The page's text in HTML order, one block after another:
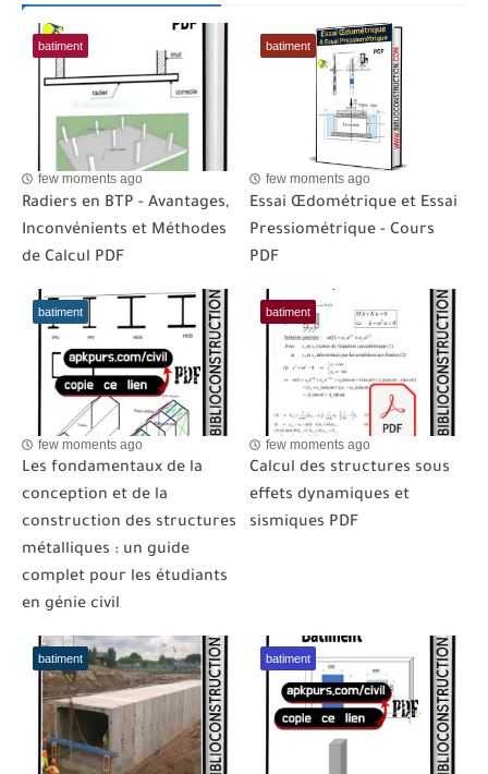
batiment
few moments ago
Radiers en BTP - Avantages,
Inconvénients et Méthodes
de Calcul PDF
batiment
few moments ago
Essai Œdométrique et Essai
Pressiométrique - Cours
PDF
batiment
few moments ago
Les fondamentaux de la
conception et de la
construction des structures
métalliques : un guide
complet pour les étudiants
en génie civil
batiment
few moments ago
Calcul des structures sous
effets dynamiques et
sismiques PDF
batiment batiment